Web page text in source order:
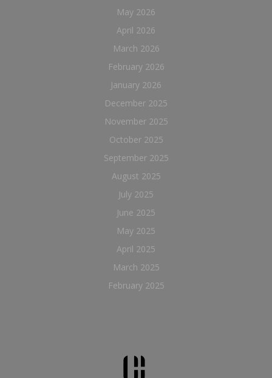
May 2026
April 2026
March 2026
February 2026
January 2026
December 2025
November 2025
October 2025
September 2025
August 2025
July 2025
June 2025
May 2025
April 2025
March 2025
February 2025